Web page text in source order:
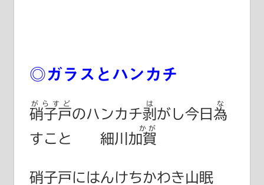
◎ガラスとハンカチ
硝子戸
がらすど
のハンカチ剥
は
がし今日 為
な
すこと 細川加賀
かが
硝子戸にはんけちかわき山眠